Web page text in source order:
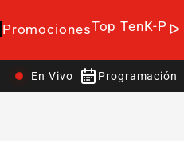
PromocionesTop TenK-Pop
En Vivo Programación